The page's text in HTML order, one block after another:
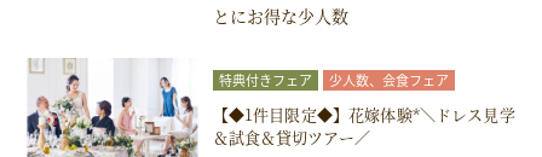
とにお得な少人数
特典付きフェア
少人数、会食フェア
料理試食付きフェア
【◆1件目限定◆】花嫁体験*＼ドレス見学
＆試食＆貸切ツアー／